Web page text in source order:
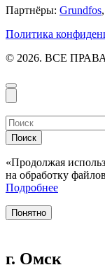
Партнёры: Grundfos,
Политика
© 2026. ВСЕ
Поиск
«Продолжая
на обработку
Подробнее
Понятно
г. Омск